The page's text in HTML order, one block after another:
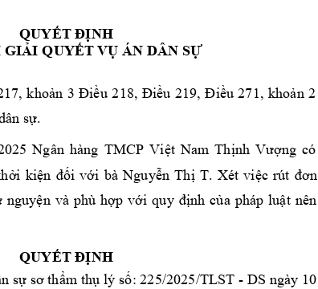
QUYẾT ĐỊNH
QUYẾT VỤ ÁN DÂN SỰ
khoản 3 Điều 218, Điều 219, Điều 271, khoản 2
sự.
Ngân hàng TMCP Việt Nam Thịnh Vượng có
kiện đối với bà Nguyễn Thị T. Xét việc rút đơn
nguyện và phù hợp với quy định của pháp luật nên
QUYẾT ĐỊNH
sự sơ thẩm thụ lý số: 225/2025/TLST - DS ngày 10